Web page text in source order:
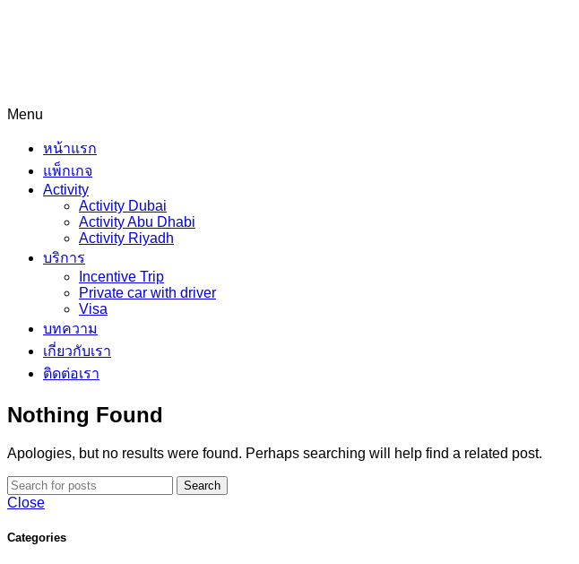
Menu
หน้าแรก
แพ็กเกจ
Activity
Activity Dubai
Activity Abu Dhabi
Activity Riyadh
บริการ
Incentive Trip
Private car with driver
Visa
บทความ
เกี่ยวกับเรา
ติดต่อเรา
Nothing Found
Apologies, but no results were found. Perhaps searching will help find a related post.
Search
Close
Categories